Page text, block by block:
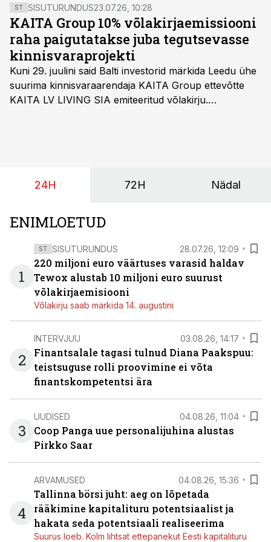
ST SISUTURUNDUS23.07.26, 10:28
KAITA Group 10% võlakirjaemissiooni
raha paigutatakse juba tegutsevasse
kinnisvaraprojekti
Kuni 29. juulini said Balti investorid märkida Leedu ühe
suurima kinnisvaraarendaja KAITA Group ettevõtte
KAITA LV LIVING SIA emiteeritud võlakirju.
24H 72H Nädal
ENIMLOETUD
1
ST SISUTURUNDUS 28.07.26, 12:09
220 miljoni euro väärtuses varasid haldav
Tewox alustab 10 miljoni euro suurust
võlakirjaemisiooni
Võlakirju saab märkida 14. augustini
2
INTERVJUU 03.08.26, 14:17
Finantsalale tagasi tulnud Diana Paakspuu:
teistsuguse rolli proovimine ei võta
finantskompetentsi ära
3
UUDISED 04.08.26, 11:04
Coop Panga uue personalijuhina alustas
Pirkko Saar
4
ARVAMUSED 04.08.26, 15:36
Tallinna börsi juht: aeg on lõpetada
rääkimine kapitalituru potentsiaalist ja
hakata seda potentsiaali realiseerima
Suurus loeb. Kolm lihtsat ettepanekut Eesti kapitalituru